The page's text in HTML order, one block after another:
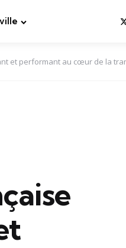
et performant au cœur de la